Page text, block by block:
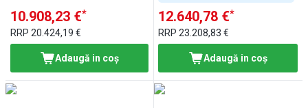
10.908,23 €*
RRP 20.424,19 €
Adaugă in coş
12.640,78 €*
RRP23.208,83 €
Adaugă in coş